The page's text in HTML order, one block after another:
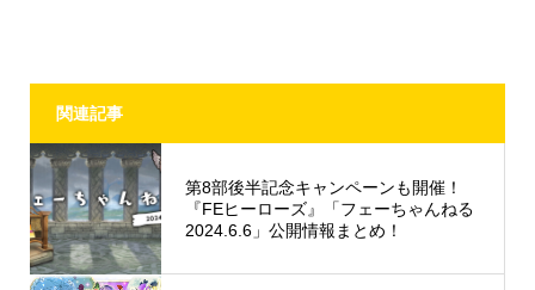
関連記事
第8部後半記念キャンペーンも開催！
『FEヒーローズ』「フェーちゃんねる
2024.6.6」公開情報まとめ！